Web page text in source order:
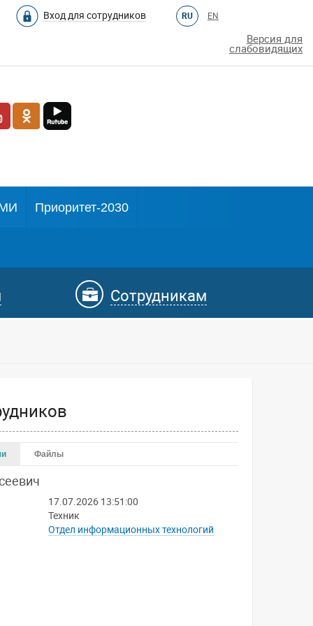
Вход для сотрудников RU EN
Версия для
слабовидящих
Приоритет-2030
Сотрудникам
Файлы
17.07.2026 13:51:00
Техник
Отдел информационных технологий